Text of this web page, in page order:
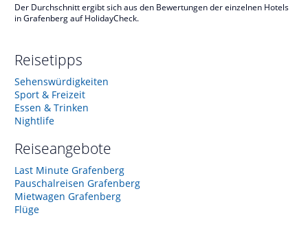
Der Durchschnitt ergibt sich aus den Bewertungen der einzelnen Hotels
in Grafenberg auf HolidayCheck.
Reisetipps
Sehenswürdigkeiten
Sport & Freizeit
Essen & Trinken
Nightlife
Reiseangebote
Last Minute Grafenberg
Pauschalreisen Grafenberg
Mietwagen Grafenberg
Flüge